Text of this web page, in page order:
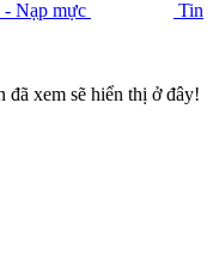
- Nạp mực
Tin
đã xem sẽ hiển thị ở đây!